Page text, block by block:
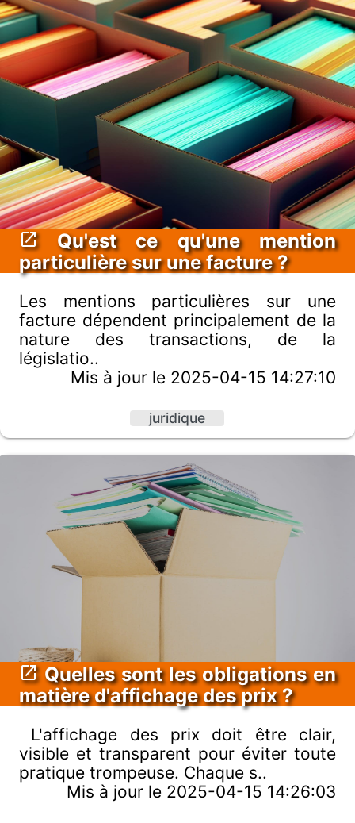
Qu'est ce qu'une mention
particulière sur une facture ?
Les mentions particulières sur une
facture dépendent principalement de la
nature des transactions, de la
législatio..
Mis à jour le 2025-04-15 14:27:10
juridique
Quelles sont les obligations en
matière d'affichage des prix ?
L'affichage des prix doit être clair,
visible et transparent pour éviter toute
pratique trompeuse. Chaque s..
Mis à jour le 2025-04-15 14:26:03